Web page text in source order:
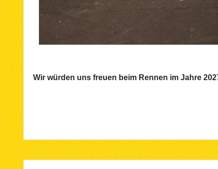
Wir würden uns freuen beim Rennen im Jahre